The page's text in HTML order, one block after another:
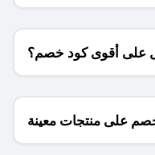
على أقوى كود خصم؟
على منتجات معينة
فقط؟